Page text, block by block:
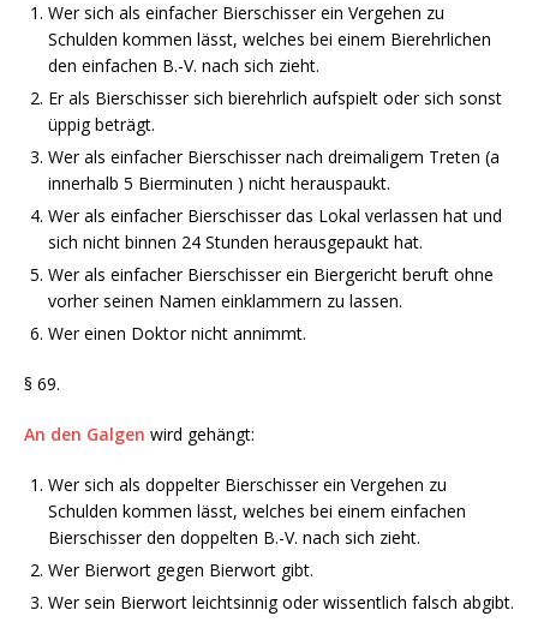
Wer sich als einfacher Bierschisser ein Vergehen zu
Schulden kommen lässt, welches bei einem Bierehrlichen
den einfachen B.-V. nach sich zieht.
Er als Bierschisser sich bierehrlich aufspielt oder sich sonst
üppig beträgt.
Wer als einfacher Bierschisser nach dreimaligem Treten (a
innerhalb 5 Bierminuten ) nicht herauspaukt.
Wer als einfacher Bierschisser das Lokal verlassen hat und
sich nicht binnen 24 Stunden herausgepaukt hat.
Wer als einfacher Bierschisser ein Biergericht beruft ohne
vorher seinen Namen einklammern zu lassen.
Wer einen Doktor nicht annimmt.
§ 69.
An den Galgen wird gehängt:
Wer sich als doppelter Bierschisser ein Vergehen zu
Schulden kommen lässt, welches bei einem einfachen
Bierschisser den doppelten B.-V. nach sich zieht.
Wer Bierwort gegen Bierwort gibt.
Wer sein Bierwort leichtsinnig oder wissentlich falsch abgibt.